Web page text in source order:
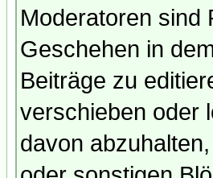
Moderatoren sind
Geschehen in
Beiträge zu
verschieben oder
davon